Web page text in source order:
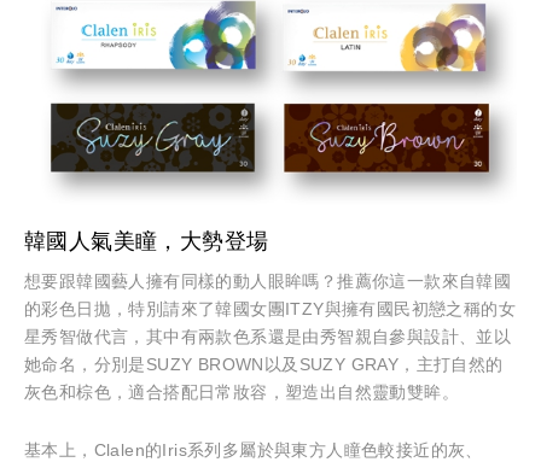
韓國人氣美瞳，大勢登場
想要跟韓國藝人擁有同樣的動人眼眸嗎？推薦你這一款來自韓國
的彩色日拋，特別請來了韓國女團ITZY與擁有國民初戀之稱的女
星秀智做代言，其中有兩款色系還是由秀智親自參與設計、並以
她命名，分別是SUZY BROWN以及SUZY GRAY，主打自然的
灰色和棕色，適合搭配日常妝容，塑造出自然靈動雙眸。
基本上，Clalen的Iris系列多屬於與東方人瞳色較接近的灰、